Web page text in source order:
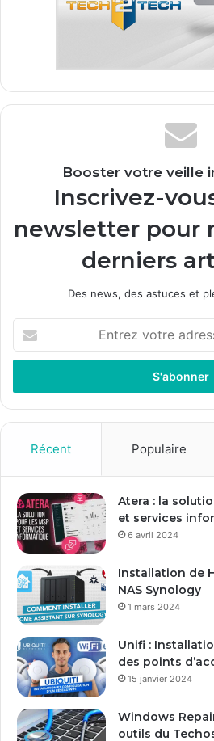
Booster votre veille
Inscrivez-
newsletter pour
derniers
Des news, des astuces et
t
e
z
r
e
a
d
s
e
m
a
Récent Populaire
Atera : la
et services
6 avril 2024
Installation de
NAS Synology
1 mars 2024
Unifi :
des points
15 janvier 2024
Windows
outils du